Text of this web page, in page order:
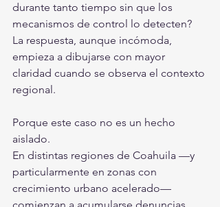
durante tanto tiempo sin que los
mecanismos de control lo detecten?
La respuesta, aunque incómoda,
empieza a dibujarse con mayor
claridad cuando se observa el contexto
regional.
Porque este caso no es un hecho
aislado.
En distintas regiones de Coahuila —y
particularmente en zonas con
crecimiento urbano acelerado—